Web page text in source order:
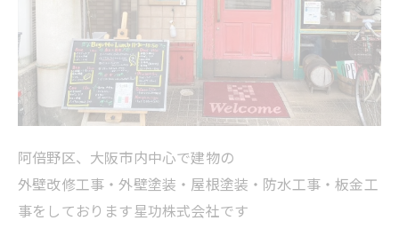
阿倍野区、大阪市内中心で建物の
外壁改修工事・外壁塗装・屋根塗装・防水工事・板金工
事をしております星功株式会社です